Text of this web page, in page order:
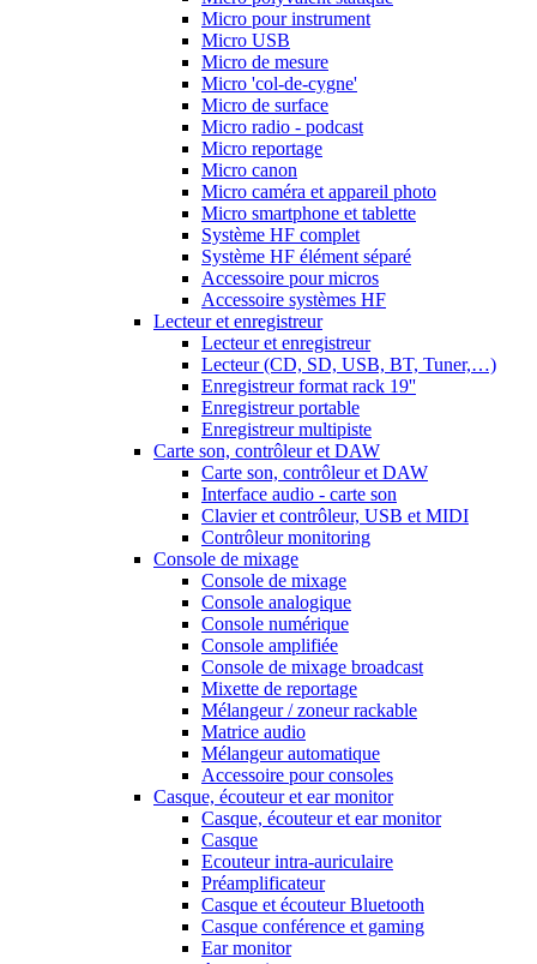
Micro pour instrument
Micro USB
Micro de mesure
Micro 'col-de-cygne'
Micro de surface
Micro radio - podcast
Micro reportage
Micro canon
Micro caméra et appareil photo
Micro smartphone et tablette
Système HF complet
Système HF élément séparé
Accessoire pour micros
Accessoire systèmes HF
Lecteur et enregistreur
Lecteur et enregistreur
Lecteur (CD, SD, USB, BT, Tuner,…)
Enregistreur format rack 19''
Enregistreur portable
Enregistreur multipiste
Carte son, contrôleur et DAW
Carte son, contrôleur et DAW
Interface audio - carte son
Clavier et contrôleur, USB et MIDI
Contrôleur monitoring
Console de mixage
Console de mixage
Console analogique
Console numérique
Console amplifiée
Console de mixage broadcast
Mixette de reportage
Mélangeur / zoneur rackable
Matrice audio
Mélangeur automatique
Accessoire pour consoles
Casque, écouteur et ear monitor
Casque, écouteur et ear monitor
Casque
Ecouteur intra-auriculaire
Préamplificateur
Casque et écouteur Bluetooth
Casque conférence et gaming
Ear monitor